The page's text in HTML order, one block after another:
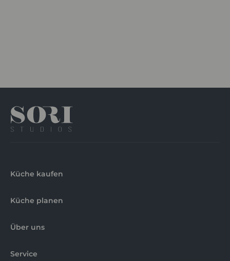
Küche kaufen
Küche planen
Über uns
Service